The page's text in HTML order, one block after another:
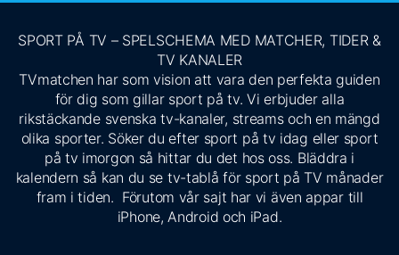
SPORT PÅ TV – SPELSCHEMA MED MATCHER, TIDER &
TV KANALER
TVmatchen har som vision att vara den perfekta guiden
för dig som gillar sport på tv. Vi erbjuder alla
rikstäckande svenska tv-kanaler, streams och en mängd
olika sporter. Söker du efter sport på tv idag eller sport
på tv imorgon så hittar du det hos oss. Bläddra i
kalendern så kan du se tv-tablå för sport på TV månader
fram i tiden. Förutom vår sajt har vi även appar till
iPhone, Android och iPad.